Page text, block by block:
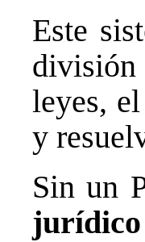
Este
leyes,
y
Sin un
jurídico